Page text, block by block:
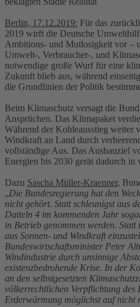
Berlin, 17.12.2019: Für das
2019 wirft die Deutsche
Ambitions- und Mutlosigkeit vor –
Umwelt-, Verbraucher-, und
notwendige große Wurf für eine
Zukunft blieb aus, während
die Grundlinien der Politik
Beim Klimaschutz versagt die
Ansprüchen. Das Klimapaket
Während der Kohleausstieg weiter
Windkraft an Land durch
vollständige Aus. Das Ausbauziel
Energien bis 2030 gerät dadurch in
Dazu Sascha Müller-Kraenner,
„Die Bundesregierung hat den
nicht gehört. Statt schleunigst aus
Datteln 4 im kommenden Jahr
in Betrieb genommen werden.
aus Sonnen- und Windkraft
Bundeswirtschaftsminister Peter
Windindustrie durch unsinnige
existenzbedrohende Krise. In der
an den selbstgesetzten
völkerrechtlichen Verpflichtung des
Erderwärmung möglichst auf nicht